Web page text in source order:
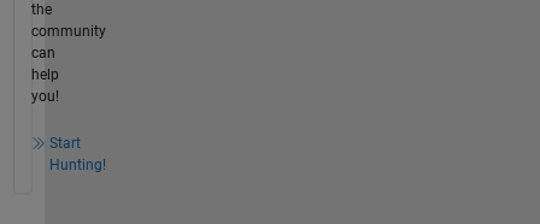
the
community
can
help
you!
Start
Hunting!